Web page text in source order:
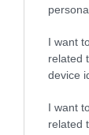
I want
related
device
I want
related
06.08.2026 |